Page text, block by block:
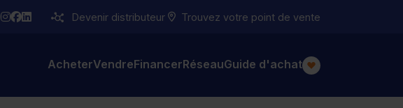
YouTube
Instagram
Facebook
LinkedinDevenir distributeur Trouvez votre point de vente
AcheterVendreFinancerRéseauGuide d'achat